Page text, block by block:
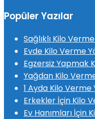
Popüler Yazılar
Sağlıklı Kilo
Evde Kilo Verme
Egzersiz Yapmak
Yağdan Kilo
1 Ayda Kilo Verme
Erkekler İçin Kilo
Ev Hanımları İçin